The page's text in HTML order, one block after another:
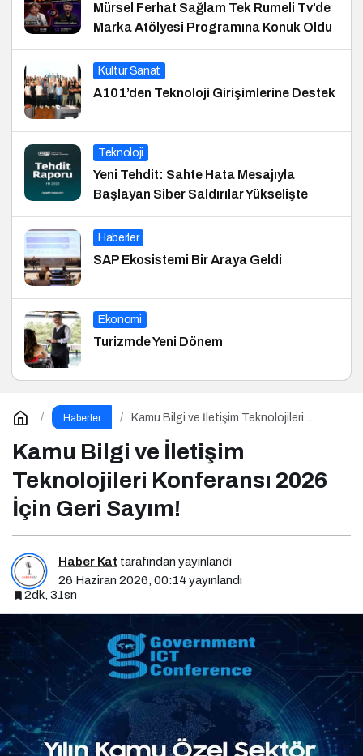
Mürsel Ferhat Sağlam Tek Rumeli Tv’de
Marka Atölyesi Programına Konuk Oldu
Kültür Sanat
A101’den Teknoloji Girişimlerine Destek
Teknoloji
Yeni Tehdit: Sahte Hata Mesajıyla
Başlayan Siber Saldırılar Yükselişte
Haberler
SAP Ekosistemi Bir Araya Geldi
Ekonomi
Turizmde Yeni Dönem
Haberler
Kamu Bilgi ve İletişim Teknolojileri
Kamu Bilgi ve İletişim
Teknolojileri Konferansı 2026
İçin Geri Sayım!
Haber Kat tarafından yayınlandı
26 Haziran 2026, 00:14 yayınlandı
2dk, 31sn